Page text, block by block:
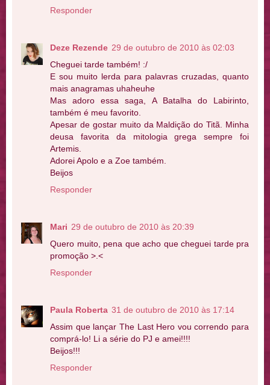
Responder
Deze Rezende 29 de outubro de 2010 às 02:03
Cheguei tarde também! :/
E sou muito lerda para palavras cruzadas, quanto
mais anagramas uhaheuhe
Mas adoro essa saga, A Batalha do Labirinto,
também é meu favorito.
Apesar de gostar muito da Maldição do Titã. Minha
deusa favorita da mitologia grega sempre foi
Artemis.
Adorei Apolo e a Zoe também.
Beijos
Responder
Mari 29 de outubro de 2010 às 20:39
Quero muito, pena que acho que cheguei tarde pra
promoção >.<
Responder
Paula Roberta 31 de outubro de 2010 às 17:14
Assim que lançar The Last Hero vou correndo para
comprá-lo! Li a série do PJ e amei!!!!
Beijos!!!
Responder